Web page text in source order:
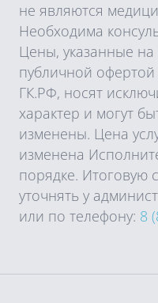
не являются
Необходима
Цены, указанные на
публичной офертой
ГК.РФ, носят
характер и могут
изменены. Цена
изменена
порядке. Итоговую
уточнять у
или по телефону: 8